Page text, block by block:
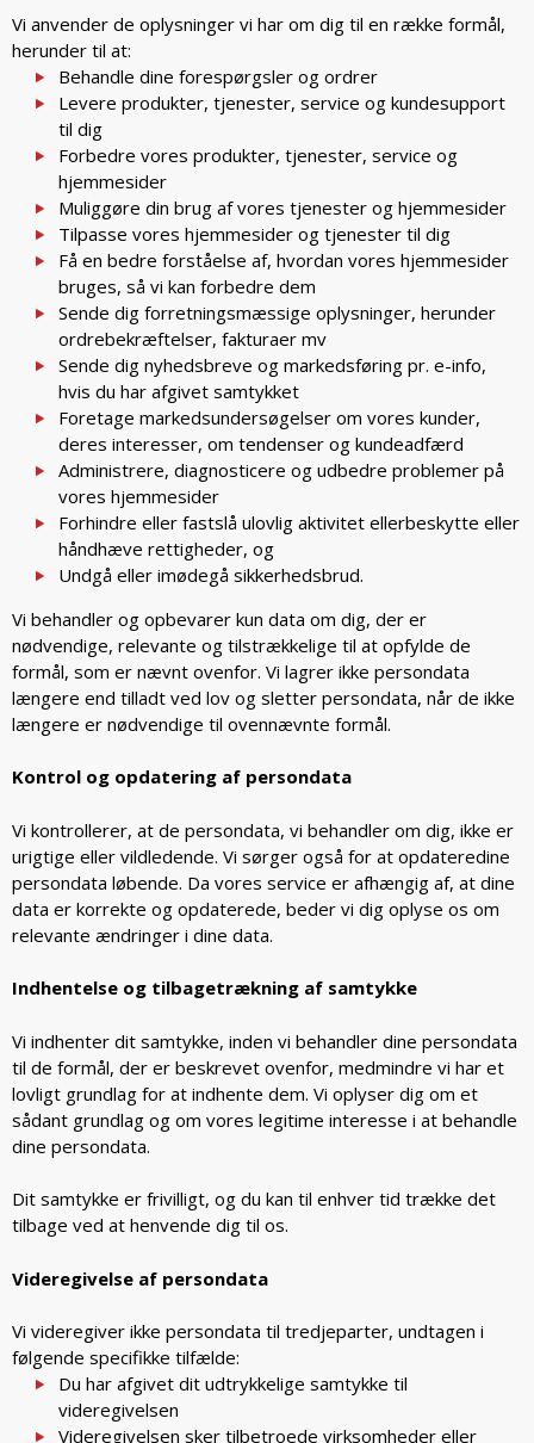
Vi anvender de oplysninger vi har om dig til en række formål,
herunder til at:
Behandle dine forespørgsler og ordrer
Levere produkter, tjenester, service og kundesupport
til dig
Forbedre vores produkter, tjenester, service og
hjemmesider
Muliggøre din brug af vores tjenester og hjemmesider
Tilpasse vores hjemmesider og tjenester til dig
Få en bedre forståelse af, hvordan vores hjemmesider
bruges, så vi kan forbedre dem
Sende dig forretningsmæssige oplysninger, herunder
ordrebekræftelser, fakturaer mv
Sende dig nyhedsbreve og markedsføring pr. e-info,
hvis du har afgivet samtykket
Foretage markedsundersøgelser om vores kunder,
deres interesser, om tendenser og kundeadfærd
Administrere, diagnosticere og udbedre problemer på
vores hjemmesider
Forhindre eller fastslå ulovlig aktivitet ellerbeskytte eller
håndhæve rettigheder, og
Undgå eller imødegå sikkerhedsbrud.
Vi behandler og opbevarer kun data om dig, der er
nødvendige, relevante og tilstrækkelige til at opfylde de
formål, som er nævnt ovenfor. Vi lagrer ikke persondata
længere end tilladt ved lov og sletter persondata, når de ikke
længere er nødvendige til ovennævnte formål.
Kontrol og opdatering af persondata
Vi kontrollerer, at de persondata, vi behandler om dig, ikke er
urigtige eller vildledende. Vi sørger også for at opdateredine
persondata løbende. Da vores service er afhængig af, at dine
data er korrekte og opdaterede, beder vi dig oplyse os om
relevante ændringer i dine data.
Indhentelse og tilbagetrækning af samtykke
Vi indhenter dit samtykke, inden vi behandler dine persondata
til de formål, der er beskrevet ovenfor, medmindre vi har et
lovligt grundlag for at indhente dem. Vi oplyser dig om et
sådant grundlag og om vores legitime interesse i at behandle
dine persondata.
Dit samtykke er frivilligt, og du kan til enhver tid trække det
tilbage ved at henvende dig til os.
Videregivelse af persondata
Vi videregiver ikke persondata til tredjeparter, undtagen i
følgende specifikke tilfælde:
Du har afgivet dit udtrykkelige samtykke til
videregivelsen
Videregivelsen sker tilbetroede virksomheder eller